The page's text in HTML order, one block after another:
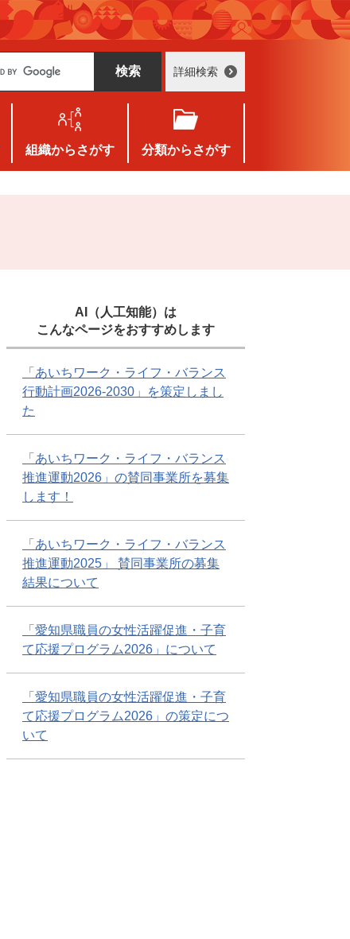
詳細検索
組織からさがす 分類からさがす
AI（人工知能）は
こんなページをおすすめします
「あいちワーク・ライフ・バランス
行動計画2026-2030」を策定しまし
た
「あいちワーク・ライフ・バランス
推進運動2026」の賛同事業所を募集
します！
「あいちワーク・ライフ・バランス
推進運動2025」 賛同事業所の募集
結果について
「愛知県職員の女性活躍促進・子育
て応援プログラム2026」について
「愛知県職員の女性活躍促進・子育
て応援プログラム2026」の策定につ
いて